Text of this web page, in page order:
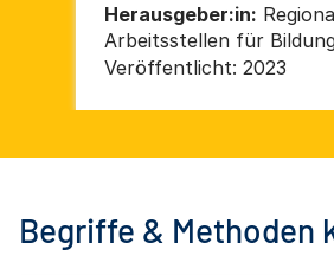
Herausgeber:in:
Arbeitsstellen für
Integration und
Veröffentlicht: 2023
Begriffe & Methoden